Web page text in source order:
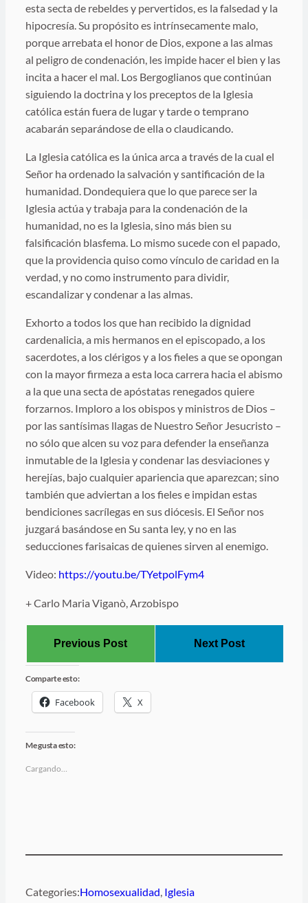
esta secta de rebeldes y pervertidos, es la falsedad y la
hipocresía. Su propósito es intrínsecamente malo,
porque arrebata el honor de Dios, expone a las almas
al peligro de condenación, les impide hacer el bien y las
incita a hacer el mal. Los Bergoglianos que continúan
siguiendo la doctrina y los preceptos de la Iglesia
católica están fuera de lugar y tarde o temprano
acabarán separándose de ella o claudicando.
La Iglesia católica es la única arca a través de la cual el
Señor ha ordenado la salvación y santificación de la
humanidad. Dondequiera que lo que parece ser la
Iglesia actúa y trabaja para la condenación de la
humanidad, no es la Iglesia, sino más bien su
falsificación blasfema. Lo mismo sucede con el papado,
que la providencia quiso como vínculo de caridad en la
verdad, y no como instrumento para dividir,
escandalizar y condenar a las almas.
Exhorto a todos los que han recibido la dignidad
cardenalicia, a mis hermanos en el episcopado, a los
sacerdotes, a los clérigos y a los fieles a que se opongan
con la mayor firmeza a esta loca carrera hacia el abismo
a la que una secta de apóstatas renegados quiere
forzarnos. Imploro a los obispos y ministros de Dios –
por las santísimas llagas de Nuestro Señor Jesucristo –
no sólo que alcen su voz para defender la enseñanza
inmutable de la Iglesia y condenar las desviaciones y
herejías, bajo cualquier apariencia que aparezcan; sino
también que adviertan a los fieles e impidan estas
bendiciones sacrílegas en sus diócesis. El Señor nos
juzgará basándose en Su santa ley, y no en las
seducciones farisaicas de quienes sirven al enemigo.
Video: https://youtu.be/TYetpolFym4
+ Carlo Maria Viganò, Arzobispo
Previous Post Next Post
Comparte esto:
Facebook X
Me gusta esto:
Cargando…
Categories:Homosexualidad, Iglesia